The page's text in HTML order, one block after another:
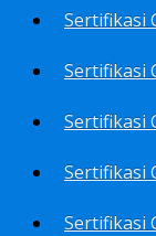
Sertifikasi
Sertifikasi
Sertifikasi
Sertifikasi
Sertifikasi